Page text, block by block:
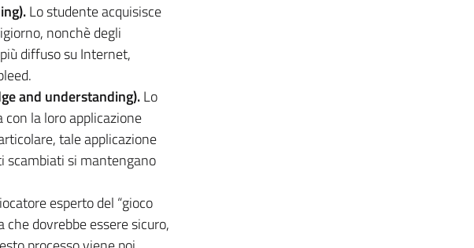
Lo studente acquisisce
nonchè degli
diffuso su Internet,
and understanding).Lo
la loro applicazione
tale applicazione
scambiati si mantengano
esperto del “gioco
dovrebbe essere sicuro,